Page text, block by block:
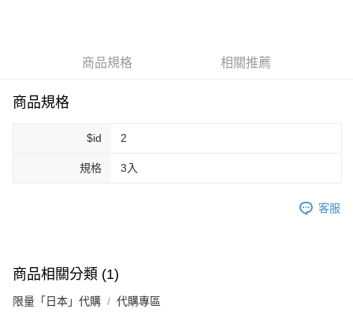
悠遊付
全家純取貨 (先付款
每筆NT$80，滿NT$999(含以上)免運費
商品規格 相關推薦
商品規格
$id 2
規格 3入
客服
商品相關分類 (1)
限量「日本」代購 代購專區